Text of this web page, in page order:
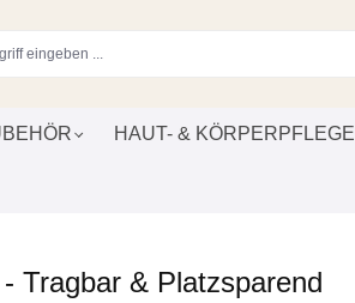
HAUT- & KÖRPERPFLEGE
Tragbar & Platzsparend